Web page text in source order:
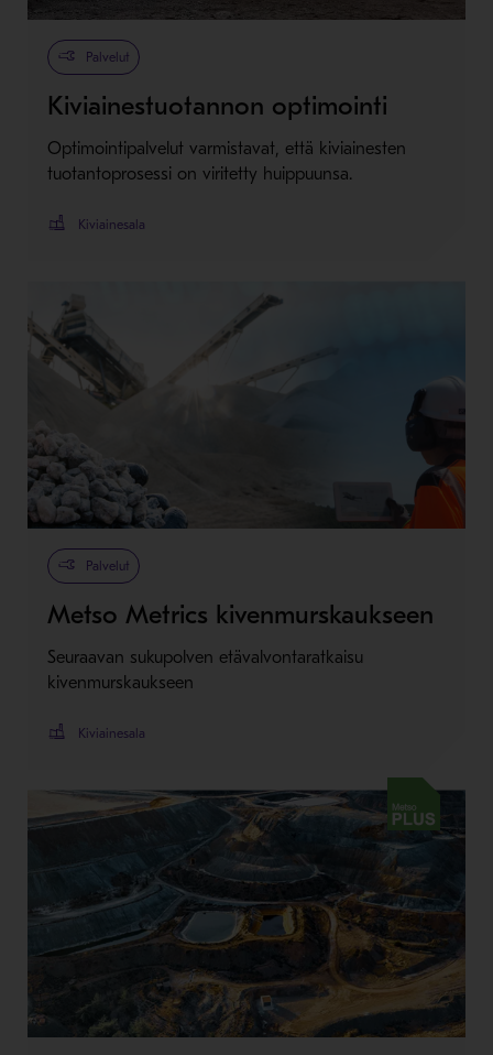
Palvelut
Kiviainestuotannon optimointi
Optimointipalvelut varmistavat, että kiviainesten
tuotantoprosessi on viritetty huippuunsa.
Kiviainesala
Palvelut
Metso Metrics kivenmurskaukseen
Seuraavan sukupolven etävalvontaratkaisu
kivenmurskaukseen
Kiviainesala